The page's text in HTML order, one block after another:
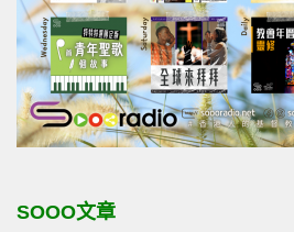
SOOO文章